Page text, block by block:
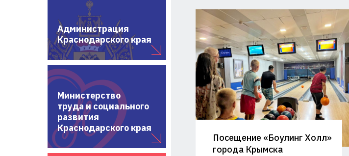
Администрация
Краснодарского края
Министерство
труда и социального
развития
Краснодарского края
Посещение «Боулинг Холл»
города Крымска